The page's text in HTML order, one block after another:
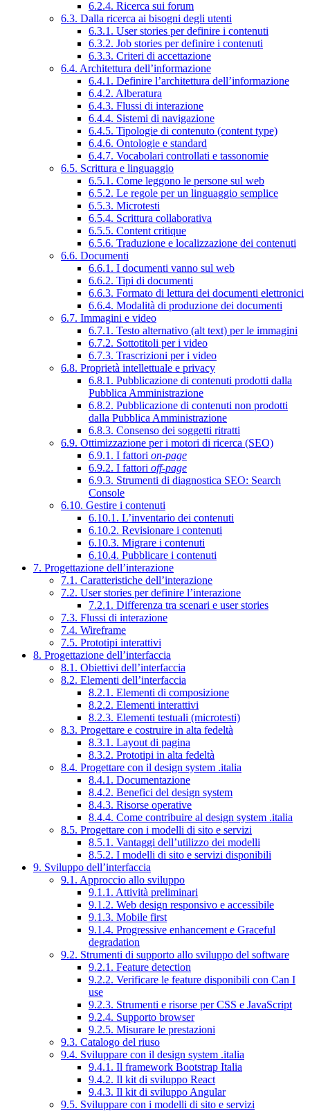
6.2.4. Ricerca sui forum
6.3. Dalla ricerca ai bisogni degli utenti
6.3.1. User stories per definire i contenuti
6.3.2. Job stories per definire i contenuti
6.3.3. Criteri di accettazione
6.4. Architettura dell’informazione
6.4.1. Definire l’architettura dell’informazione
6.4.2. Alberatura
6.4.3. Flussi di interazione
6.4.4. Sistemi di navigazione
6.4.5. Tipologie di contenuto (content type)
6.4.6. Ontologie e standard
6.4.7. Vocabolari controllati e tassonomie
6.5. Scrittura e linguaggio
6.5.1. Come leggono le persone sul web
6.5.2. Le regole per un linguaggio semplice
6.5.3. Microtesti
6.5.4. Scrittura collaborativa
6.5.5. Content critique
6.5.6. Traduzione e localizzazione dei contenuti
6.6. Documenti
6.6.1. I documenti vanno sul web
6.6.2. Tipi di documenti
6.6.3. Formato di lettura dei documenti elettronici
6.6.4. Modalità di produzione dei documenti
6.7. Immagini e video
6.7.1. Testo alternativo (alt text) per le immagini
6.7.2. Sottotitoli per i video
6.7.3. Trascrizioni per i video
6.8. Proprietà intellettuale e privacy
6.8.1. Pubblicazione di contenuti prodotti dalla
Pubblica Amministrazione
6.8.2. Pubblicazione di contenuti non prodotti
dalla Pubblica Amministrazione
6.8.3. Consenso dei soggetti ritratti
6.9. Ottimizzazione per i motori di ricerca (SEO)
6.9.1. I fattori on-page
6.9.2. I fattori off-page
6.9.3. Strumenti di diagnostica SEO: Search
Console
6.10. Gestire i contenuti
6.10.1. L’inventario dei contenuti
6.10.2. Revisionare i contenuti
6.10.3. Migrare i contenuti
6.10.4. Pubblicare i contenuti
7. Progettazione dell’interazione
7.1. Caratteristiche dell’interazione
7.2. User stories per definire l’interazione
7.2.1. Differenza tra scenari e user stories
7.3. Flussi di interazione
7.4. Wireframe
7.5. Prototipi interattivi
8. Progettazione dell’interfaccia
8.1. Obiettivi dell’interfaccia
8.2. Elementi dell’interfaccia
8.2.1. Elementi di composizione
8.2.2. Elementi interattivi
8.2.3. Elementi testuali (microtesti)
8.3. Progettare e costruire in alta fedeltà
8.3.1. Layout di pagina
8.3.2. Prototipi in alta fedeltà
8.4. Progettare con il design system .italia
8.4.1. Documentazione
8.4.2. Benefici del design system
8.4.3. Risorse operative
8.4.4. Come contribuire al design system .italia
8.5. Progettare con i modelli di sito e servizi
8.5.1. Vantaggi dell’utilizzo dei modelli
8.5.2. I modelli di sito e servizi disponibili
9. Sviluppo dell’interfaccia
9.1. Approccio allo sviluppo
9.1.1. Attività preliminari
9.1.2. Web design responsivo e accessibile
9.1.3. Mobile first
9.1.4. Progressive enhancement e Graceful
degradation
9.2. Strumenti di supporto allo sviluppo del software
9.2.1. Feature detection
9.2.2. Verificare le feature disponibili con Can I
use
9.2.3. Strumenti e risorse per CSS e JavaScript
9.2.4. Supporto browser
9.2.5. Misurare le prestazioni
9.3. Catalogo del riuso
9.4. Sviluppare con il design system .italia
9.4.1. Il framework Bootstrap Italia
9.4.2. Il kit di sviluppo React
9.4.3. Il kit di sviluppo Angular
9.5. Sviluppare con i modelli di sito e servizi